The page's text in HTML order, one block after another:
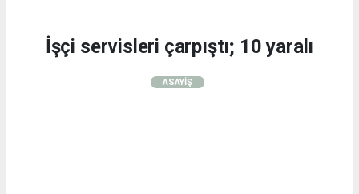
İşçi servisleri çarpıştı; 10 yaralı
ASAYİŞ